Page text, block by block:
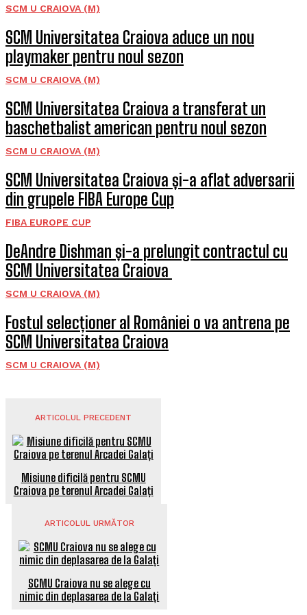
SCM U CRAIOVA (M)
SCM Universitatea Craiova aduce un nou
playmaker pentru noul sezon
SCM U CRAIOVA (M)
SCM Universitatea Craiova a transferat un
baschetbalist american pentru noul sezon
SCM U CRAIOVA (M)
SCM Universitatea Craiova și-a aflat adversarii
din grupele FIBA Europe Cup
FIBA EUROPE CUP
DeAndre Dishman și-a prelungit contractul cu
SCM Universitatea Craiova
SCM U CRAIOVA (M)
Fostul selecționer al României o va antrena pe
SCM Universitatea Craiova
SCM U CRAIOVA (M)
ARTICOLUL PRECEDENT
Misiune dificilă pentru SCMU
Craiova pe terenul Arcadei Galați
ARTICOLUL URMĂTOR
SCMU Craiova nu se alege cu
nimic din deplasarea de la Galați